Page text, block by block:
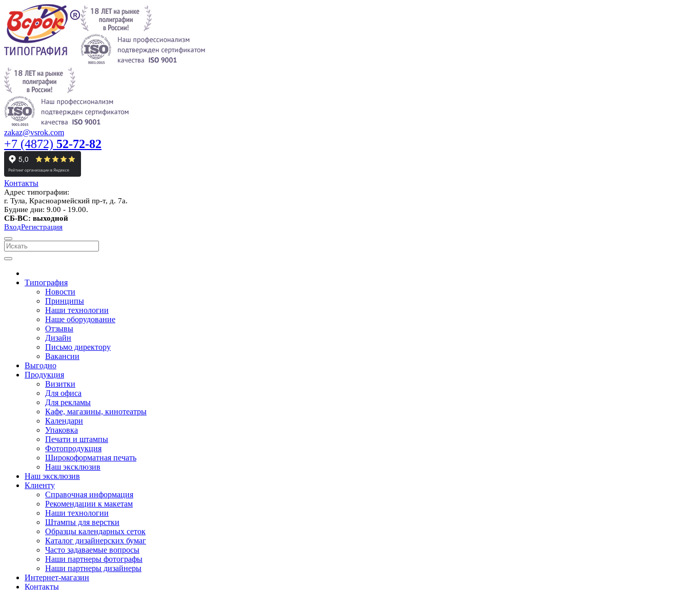
zakaz@vsrok.com
+7 (4872) 52-72-82
Контакты
Адрес типографии:
г. Тула, Красноармейский пр-т, д. 7а.
Будние дни: 9.00 - 19.00.
СБ-ВС: выходной
ВходРегистрация
Типография
Новости
Принципы
Наши технологии
Наше оборудование
Отзывы
Дизайн
Письмо директору
Вакансии
Выгодно
Продукция
Визитки
Для офиса
Для рекламы
Кафе, магазины, кинотеатры
Календари
Упаковка
Печати и штампы
Фотопродукция
Широкоформатная печать
Наш эксклюзив
Наш эксклюзив
Клиенту
Справочная информация
Рекомендации к макетам
Наши технологии
Штампы для верстки
Образцы календарных сеток
Каталог дизайнерских бумаг
Часто задаваемые вопросы
Наши партнеры фотографы
Наши партнеры дизайнеры
Интернет-магазин
Контакты